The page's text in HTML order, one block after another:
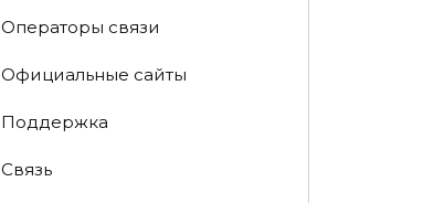
Операторы связи
Официальные сайты
Поддержка
Связь